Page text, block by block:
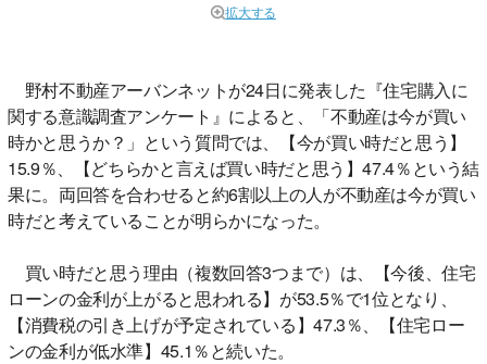
拡大する
野村不動産アーバンネットが24日に発表した『住宅購入に
関する意識調査アンケート』によると、「不動産は今が買い
時かと思うか？」という質問では、【今が買い時だと思う】
15.9％、【どちらかと言えば買い時だと思う】47.4％という結
果に。両回答を合わせると約6割以上の人が不動産は今が買い
時だと考えていることが明らかになった。
買い時だと思う理由（複数回答3つまで）は、【今後、住宅
ローンの金利が上がると思われる】が53.5％で1位となり、
【消費税の引き上げが予定されている】47.3％、【住宅ロー
ンの金利が低水準】45.1％と続いた。